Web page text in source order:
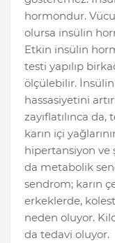
hormondur.
olursa insülin
Etkin insülin
testi yapılıp
ölçülebilir.
hassasiyetini
zayıflatılınca
karın içi
hipertansiyon ve
da metabolik
sendrom; karın
erkeklerde,
neden oluyor.
da tedavi oluyor.